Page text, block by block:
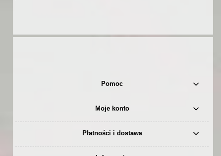
Pomoc
Moje konto
Płatności i dostawa